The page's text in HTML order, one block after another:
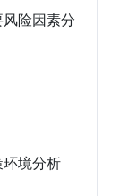
险因素分
环境分析